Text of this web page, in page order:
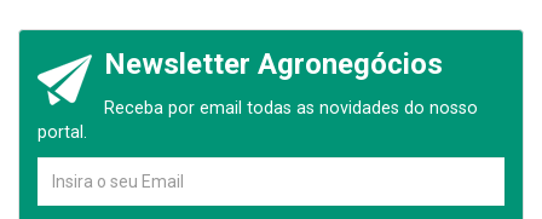
Newsletter Agronegócios
Receba por email todas as novidades do nosso
portal.